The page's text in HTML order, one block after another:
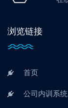
浏览链接
首页
公司内训系统